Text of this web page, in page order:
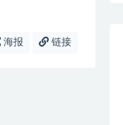
海报 链接